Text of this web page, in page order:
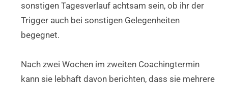
sonstigen Tagesverlauf achtsam sein, ob ihr der
Trigger auch bei sonstigen Gelegenheiten
begegnet.
Nach zwei Wochen im zweiten Coachingtermin
kann sie lebhaft davon berichten, dass sie mehrere